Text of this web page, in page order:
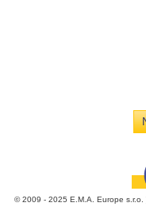
© 2009 - 2025 E.M.A. Europe s.r.o.